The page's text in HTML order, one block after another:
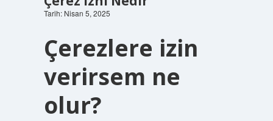
Tarih: Nisan 5, 2025
Çerezlere izin
verirsem ne
olur?